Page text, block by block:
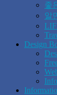
좋
알
Design